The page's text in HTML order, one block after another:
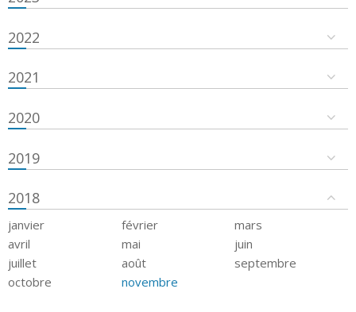
2022
2021
2020
2019
2018
janvier février
mars
avril
mai
juin
juillet
août
septembre
octobre
novembre